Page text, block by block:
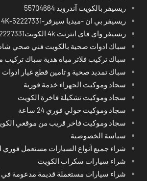
ريسيفر بالكويت آندرويد 55704664
ريسيفر بي ان -ميديا سيرفر-4K-52227331
ريسيفر واي فاي انترنت 4k الكويت52227331
سباك ادوات صحية بالكويت فني صحي
سباك تركيب فلاتر مياه هدية سباك
سباك تمديد صحية و تامين قطع غيار
سجاد وموكيت الجهراء خدمة فورية
سجاد وموكيت تشكيلة فاخرة الكويت
سجاد وموكيت حولي فوري 24 ساعة
سجاد وموكيت فاخر قريب من موقعي
سياسة الخصوصية
شراء جميع أنواع السيارات مستعمل فوري
شراء سيارات سكراب الكويت
شراء سيارات مستعملة قديمة مدعومة في